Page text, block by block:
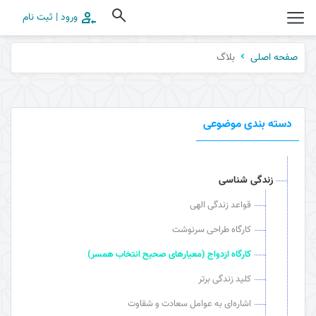
ورود | ثبت نام
صفحه اصلی بلاگ
دسته بندی موضوعی
زندگی شناسی
قواعد زندگی الهی
کارگاه طراحی سرنوشت
کارگاه ازدواج (معیارهای صحیح انتخاب همسر)
کلید زندگی برتر
اشاره‌ای به عوامل سعادت و شقاوت